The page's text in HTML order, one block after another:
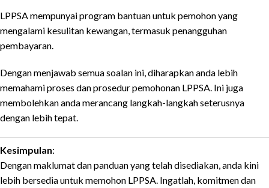
LPPSA mempunyai program bantuan untuk pemohon yang
mengalami kesulitan kewangan, termasuk penangguhan
pembayaran.
Dengan menjawab semua soalan ini, diharapkan anda lebih
memahami proses dan prosedur pemohonan LPPSA. Ini juga
membolehkan anda merancang langkah-langkah seterusnya
dengan lebih tepat.
Kesimpulan:
Dengan maklumat dan panduan yang telah disediakan, anda kini
lebih bersedia untuk memohon LPPSA. Ingatlah, komitmen dan